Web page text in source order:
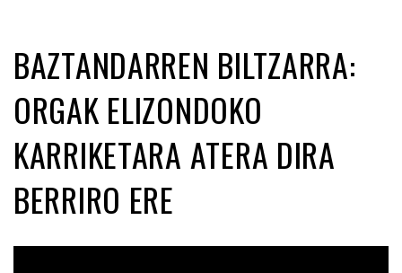
BAZTANDARREN BILTZARRA:
ORGAK ELIZONDOKO
KARRIKETARA ATERA DIRA
BERRIRO ERE